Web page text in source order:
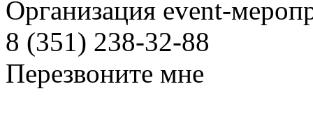
Организация event-
8 (351) 238-32-88
Перезвоните мне